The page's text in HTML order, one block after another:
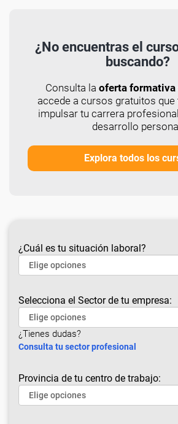
¿No encuentras el
buscando?
Consulta la oferta
accede a cursos gratuitos que
impulsar tu carrera
desarrollo
Explora todos los
¿Cuál es tu situación laboral?
Selecciona el Sector de tu empresa:
¿Tienes dudas?
Consulta tu sector profesional
Provincia de tu centro de trabajo: